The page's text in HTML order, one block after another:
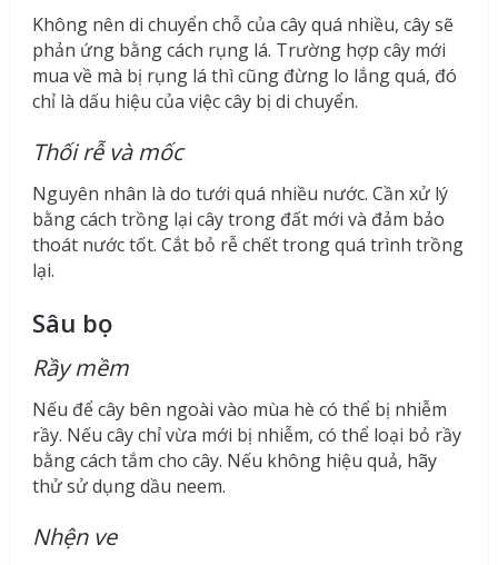
Không nên di chuyển chỗ của cây quá nhiều, cây sẽ
phản ứng bằng cách rụng lá. Trường hợp cây mới
mua về mà bị rụng lá thì cũng đừng lo lắng quá, đó
chỉ là dấu hiệu của việc cây bị di chuyển.
Thối rễ và mốc
Nguyên nhân là do tưới quá nhiều nước. Cần xử lý
bằng cách trồng lại cây trong đất mới và đảm bảo
thoát nước tốt. Cắt bỏ rễ chết trong quá trình trồng
lại.
Sâu bọ
Rầy mềm
Nếu để cây bên ngoài vào mùa hè có thể bị nhiễm
rầy. Nếu cây chỉ vừa mới bị nhiễm, có thể loại bỏ rầy
bằng cách tắm cho cây. Nếu không hiệu quả, hãy
thử sử dụng dầu neem.
Nhện ve